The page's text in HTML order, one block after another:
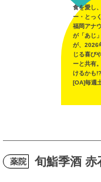
食を愛し
ー・とっ
福岡アナ
が「あじ
が、2026
じる喜び
ーと共有
けるかも!?
[OA]毎週
薬院 旬鮨季酒 赤